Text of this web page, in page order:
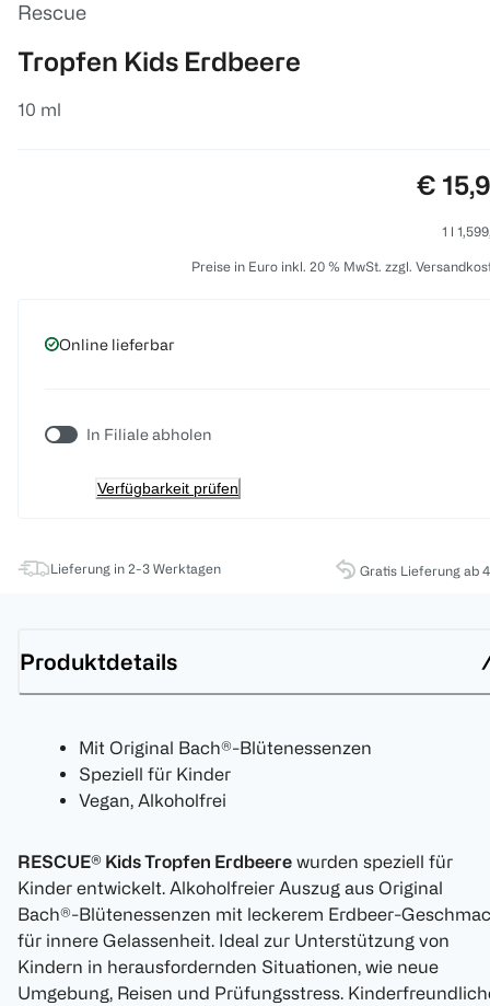
Rescue
Tropfen Kids Erdbeere
10 ml
Preis:
€
1 l
Preise in Euro inkl. 20 % MwSt. zzgl.
Online lieferbar
In Filiale abholen
Verfügbarkeit prüfen
Lieferung in 2-3 Werktagen Gratis Lieferung ab
Produktdetails
Mit Original Bach®-Blütenessenzen
Speziell für Kinder
Vegan, Alkoholfrei
RESCUE® Kids Tropfen Erdbeere wurden speziell für
Kinder entwickelt. Alkoholfreier Auszug aus Original
Bach®-Blütenessenzen mit leckerem Erdbeer-
für innere Gelassenheit. Ideal zur Unterstützung von
Kindern in herausfordernden Situationen, wie neue
Umgebung, Reisen und Prüfungsstress.